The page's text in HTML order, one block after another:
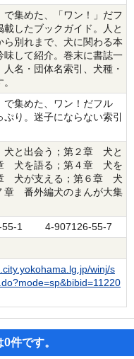
で集めた、「ワン！」だフ
載したブックガイド。人と
ら別れまで、犬に関わる本
味して紹介。巻末に書誌一
人名・団体名索引、犬種・
で集めた、ワン！だフル
り。迷子にならない索引
と出会う；第２章 犬と
犬を語る；第４章 犬を
犬が支える；第６章 犬
章 番外編犬のまんが大集
55-1 4-907126-55-7
winj/s
件です。